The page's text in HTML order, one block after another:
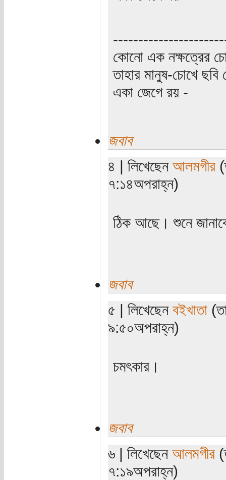
কোনো এক নক্ষত্রের
তাহার মানুষ-চোখে ছবি
একা জেগে রয় -
জবাব
৪ | লিখেছেন আলমগীর
৭:১৪অপরাহ্ন)
ঠিক আছে। শুনে
জবাব
৫ | লিখেছেন বইখাতা
৯:৫০অপরাহ্ন)
চমৎকার।
জবাব
৬ | লিখেছেন আলমগীর
৭:১৯অপরাহ্ন)